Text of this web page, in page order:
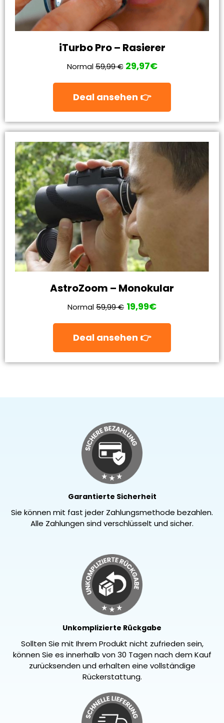
iTurbo Pro – Rasierer
Normal59,99 € 29,97€
Deal ansehen 👉
AstroZoom – Monokular
Normal 59,99 € 19,99€
Deal ansehen 👉
Garantierte Sicherheit
Sie können mit fast jeder Zahlungsmethode bezahlen.
Alle Zahlungen sind verschlüsselt und sicher.
Unkomplizierte Rückgabe
Sollten Sie mit Ihrem Produkt nicht zufrieden sein,
können Sie es innerhalb von 30 Tagen nach dem Kauf
zurücksenden und erhalten eine vollständige
Rückerstattung.